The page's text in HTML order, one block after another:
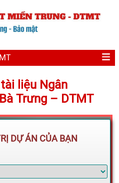
liệu Ngân
Trưng – DTMT
DỰ ÁN CỦA BẠN